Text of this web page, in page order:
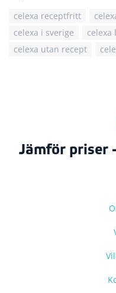
celexa receptfritt
celexa i sverige
celexa
celexa utan recept
Jämför priser